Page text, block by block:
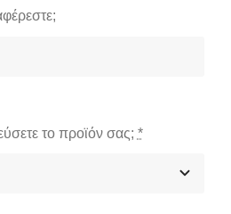
το προϊόν σας; *